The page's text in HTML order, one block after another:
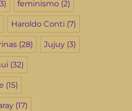
feminismo (2)
Haroldo Conti (7)
(28) Jujuy (3)
(32)
(15)
(17)